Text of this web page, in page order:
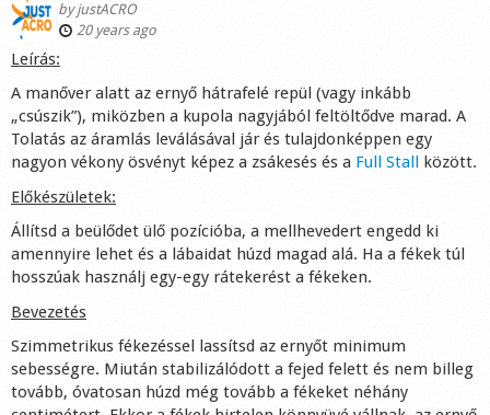
Forum
Calendar
Gear
Shop
byjustACRO
20 years ago
Leírás:
A manőver alatt az ernyő hátrafelé repül (vagy inkább
„csúszik”), miközben a kupola nagyjából feltöltődve marad. A
Tolatás az áramlás leválásával jár és tulajdonképpen egy
nagyon vékony ösvényt képez a zsákesés és a Full Stall között.
Előkészületek:
Állítsd a beülődet ülő pozícióba, a mellhevedert engedd ki
amennyire lehet és a lábaidat húzd magad alá. Ha a fékek túl
hosszúak használj egy-egy rátekerést a fékeken.
Bevezetés
Szimmetrikus fékezéssel lassítsd az ernyőt minimum
sebességre. Miután stabilizálódott a fejed felett és nem billeg
tovább, óvatosan húzd még tovább a fékeket néhány